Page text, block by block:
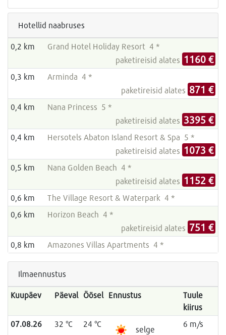
Hotellid naabruses
0,2 km
Grand Hotel Holiday Resort 4 *
paketireisid alates 1160 €
0,3 km
Arminda 4 *
paketireisid alates 871 €
0,4 km
Nana Princess 5 *
paketireisid alates 3395 €
0,4 km
Hersotels Abaton Island Resort & Spa 5 *
paketireisid alates 1073 €
0,5 km
Nana Golden Beach 4 *
paketireisid alates 1152 €
0,6 km
The Village Resort & Waterpark 4 *
0,6 km
Horizon Beach 4 *
paketireisid alates 751 €
0,8 km Amazones Villas Apartments 4 *
Ilmaennustus
Kuupäev Päeval Öösel Ennustus
Tuule
kiirus
07.08.26
32 °C 24 °C
selge
6 m/s